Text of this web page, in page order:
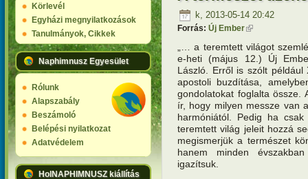
Körlevél
Egyházi megnyilatkozások
Tanulmányok, Cikkek
Naphimnusz Egyesület
Rólunk
Alapszabály
Beszámoló
Belépési nyilatkozat
Adatvédelem
HolNAPHIMNUSZ kiállítás
k, 2013-05-14 20:42
Forrás: Új Ember(külső
„… a teremtett világot
e-heti (május 12.) Új
László. Erről is szólt például
apostoli buzdítása,
gondolatokat foglalta össze.
ír, hogy milyen messze van
harmóniától. Pedig ha
teremtett világ jeleit hozzá
megismerjük a természet
hanem minden
igazítsuk.